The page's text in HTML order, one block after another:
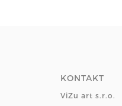
KONTAKT
ViZu art s.r.o.